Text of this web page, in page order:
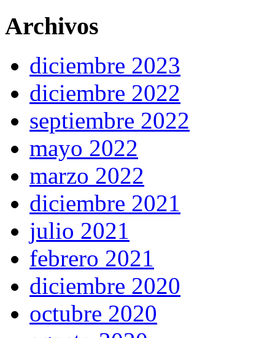
Archivos
diciembre 2023
diciembre 2022
septiembre 2022
mayo 2022
marzo 2022
diciembre 2021
julio 2021
febrero 2021
diciembre 2020
octubre 2020